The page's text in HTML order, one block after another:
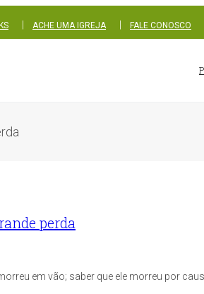
ACHE UMA IGREJA FALE CONOSCO
perda
em vão; saber que ele morreu por